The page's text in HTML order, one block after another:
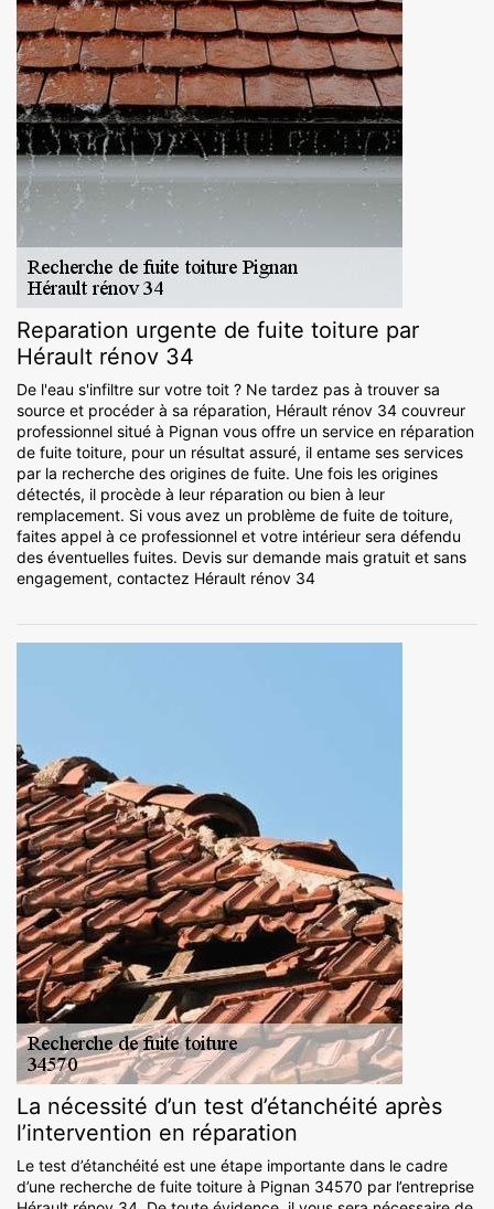
Reparation urgente de fuite toiture par
Hérault rénov 34
De l'eau s'infiltre sur votre toit ? Ne tardez pas à trouver sa
source et procéder à sa réparation, Hérault rénov 34 couvreur
professionnel situé à Pignan vous offre un service en réparation
de fuite toiture, pour un résultat assuré, il entame ses services
par la recherche des origines de fuite. Une fois les origines
détectés, il procède à leur réparation ou bien à leur
remplacement. Si vous avez un problème de fuite de toiture,
faites appel à ce professionnel et votre intérieur sera défendu
des éventuelles fuites. Devis sur demande mais gratuit et sans
engagement, contactez Hérault rénov 34
La nécessité d’un test d’étanchéité après
l’intervention en réparation
Le test d’étanchéité est une étape importante dans le cadre
d’une recherche de fuite toiture à Pignan 34570 par l’entreprise